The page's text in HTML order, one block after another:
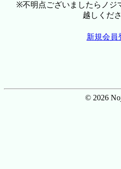
※不明点ございましたらノジ
越しくださ
新規会員
© 2026